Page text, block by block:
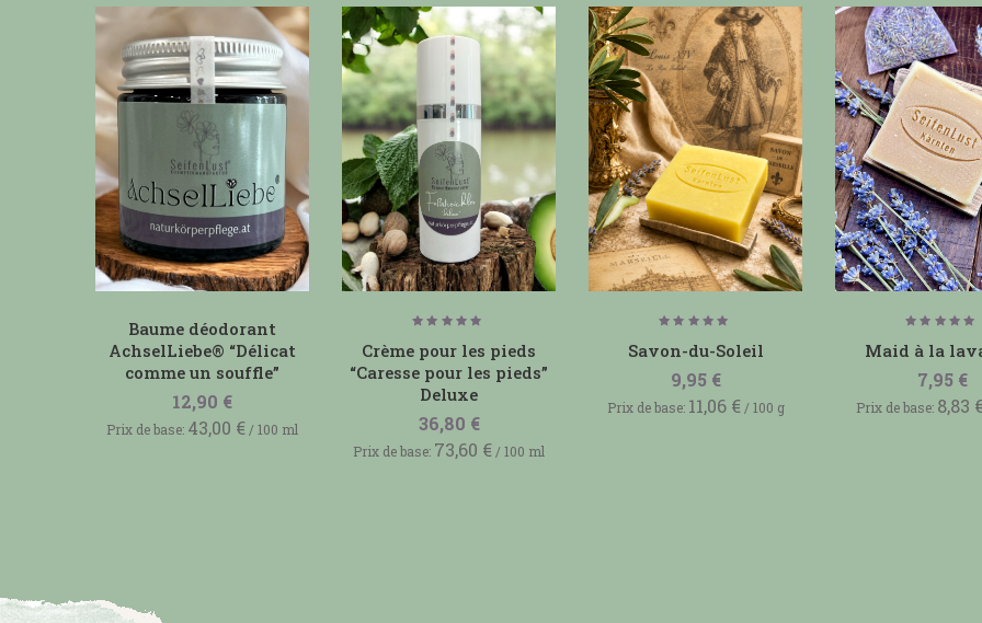
Baume déodorant
AchselLiebe® “Délicat
comme un souffle”
12,90 €
Prix de base: 43,00 €/100 ml
5.00
sur 5
Crème pour les pieds
“Caresse pour les pieds”
Deluxe
36,80 €
Prix de base: 73,60 €/100 ml
5.00
sur 5
Savon-du-Soleil
9,95 €
Prix de base: 11,06 €/100 g
5.00
sur 5
Maid à la
7,95 €
Prix de base: 8,83